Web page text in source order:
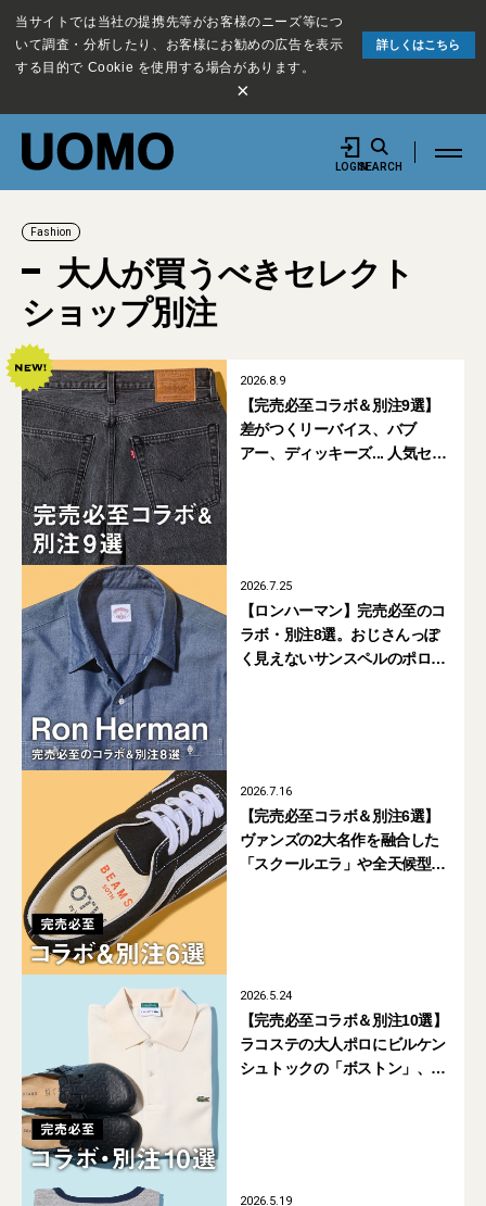
当サイトでは当社の提携先等がお客様のニーズ等につ
いて調査・分析したり、お客様にお勧めの広告を表示
する目的で Cookie を使用する場合があります。
詳しくはこちら
×
LOGINSEARCH
Fashion
大人が買うべきセレクト
ショップ別注
2026.8.9
【完売必至コラボ＆別注9選】
差がつくリーバイス、バブ
アー、ディッキーズ... 人気セレ
2026.7.25
【ロンハーマン】完売必至のコ
ラボ・別注8選。おじさんっぽ
く見えないサンスペルのポロ
2026.7.16
【完売必至コラボ＆別注6選】
ヴァンズの2大名作を融合した
「スクールエラ」や全天候型
2026.5.24
【完売必至コラボ＆別注10選】
ラコステの大人ポロにビルケン
シュトックの「ボストン」、ア
2026.5.19